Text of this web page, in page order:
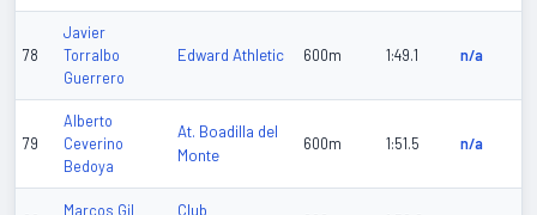
78
Javier
Torralbo
Guerrero
Edward Athletic 600m 1:49.1 n/a
79
Alberto
Ceverino
Bedoya
At. Boadilla del
Monte
600m 1:51.5 n/a
Marcos Gil
Club